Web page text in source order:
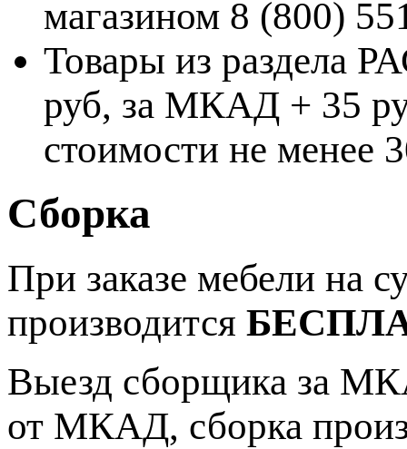
магазином 8 (800)
Товары из раздела
руб, за МКАД + 35
стоимости не менее
Сборка
При заказе мебели на
производится
Выезд сборщика за
от МКАД, сборка